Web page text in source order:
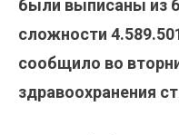
были выписаны из
сложности
сообщило во
здравоохранения